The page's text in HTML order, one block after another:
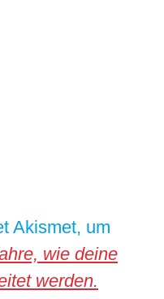
Akismet, um
wie deine
werden.